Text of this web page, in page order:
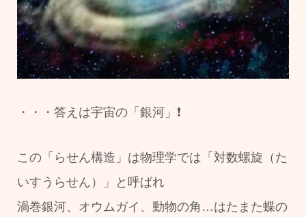
・・・答えは宇宙の「銀河」❗
この「らせん構造」は物理学では「対数螺旋（た
いすうらせん）」と呼ばれ
渦巻銀河、オウムガイ、動物の角…はたまた蝶の